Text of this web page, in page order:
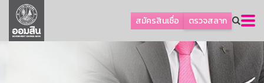
สมัครสินเชื่อ ตรวจสลาก
ลูกค้าธุรกิจ
ลูกค้าผู้ประกอบรายย่อย